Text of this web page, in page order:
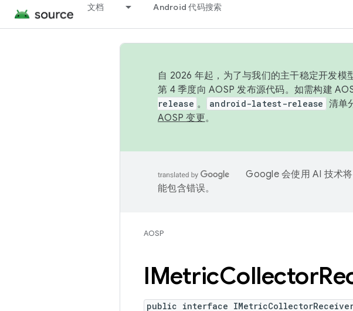
文档 Android 代码搜索
自 2026 年起，为了与我们的主干稳定开发
第 4 季度向 AOSP 发布源代码。如需构建
release 。 android-latest-release 清单
AOSP 变更。
Google 会使用 AI 技术
能包含错误。
AOSP
IMetricCollector
public interface